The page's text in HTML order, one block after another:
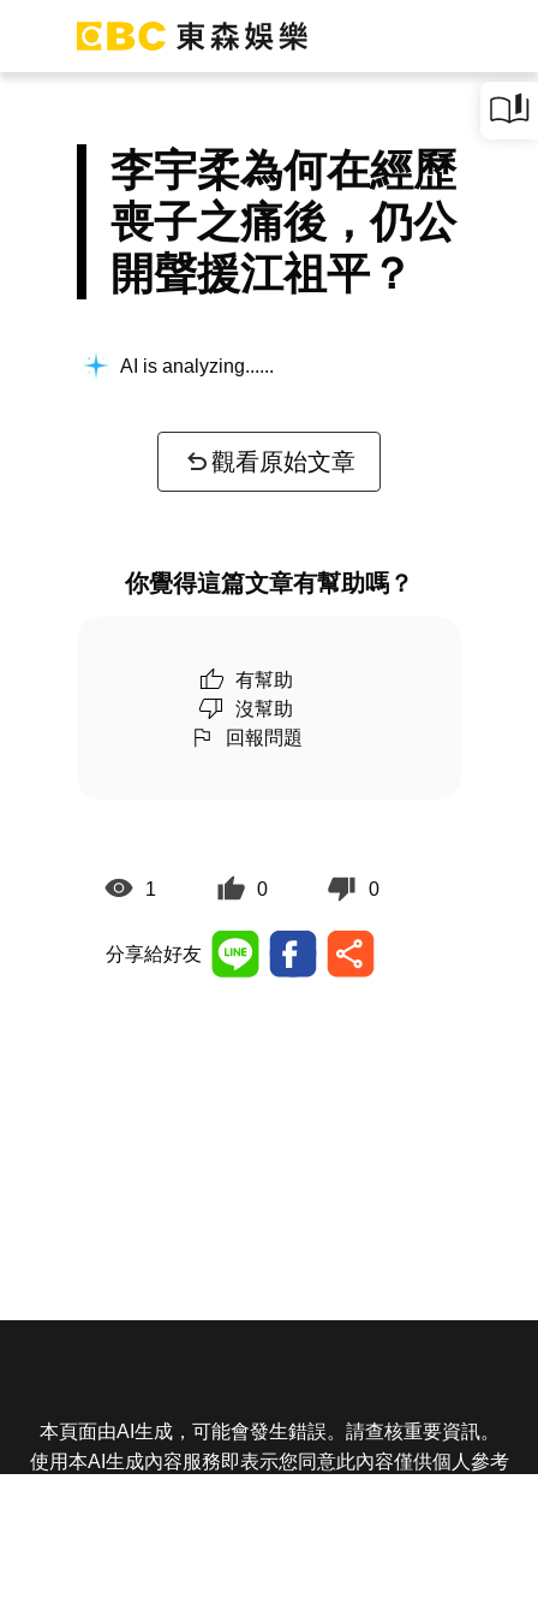
李宇柔為何在經歷
喪子之痛後，仍公
開聲援江祖平？
AI is analyzing...
觀看原始文章
你覺得這篇文章有幫助嗎？
有幫助
沒幫助
回報問題
1 0 0
分享給好友
本頁面由AI生成，可能會發生錯誤。請查核重要資訊。
使用本AI生成內容服務即表示您同意此內容僅供個人參考